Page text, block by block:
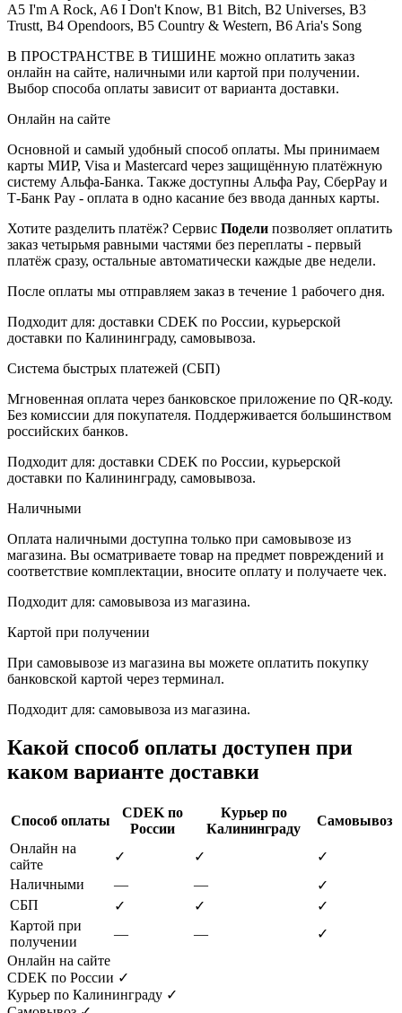
A5 I'm A Rock, A6 I Don't Know, B1 Bitch, B2 Universes, B3
Trustt, B4 Opendoors, B5 Country & Western, B6 Aria's Song
В ПРОСТРАНСТВЕ В ТИШИНЕ можно оплатить заказ
онлайн на сайте, наличными или картой при получении.
Выбор способа оплаты зависит от варианта доставки.
Онлайн на сайте
Основной и самый удобный способ оплаты. Мы принимаем
карты МИР, Visa и Mastercard через защищённую платёжную
систему Альфа-Банка. Также доступны Альфа Pay, СберPay и
Т-Банк Pay - оплата в одно касание без ввода данных карты.
Хотите разделить платёж? Сервис Подели позволяет оплатить
заказ четырьмя равными частями без переплаты - первый
платёж сразу, остальные автоматически каждые две недели.
После оплаты мы отправляем заказ в течение 1 рабочего дня.
Подходит для: доставки CDEK по России, курьерской
доставки по Калининграду, самовывоза.
Система быстрых платежей (СБП)
Мгновенная оплата через банковское приложение по QR-коду.
Без комиссии для покупателя. Поддерживается большинством
российских банков.
Подходит для: доставки CDEK по России, курьерской
доставки по Калининграду, самовывоза.
Наличными
Оплата наличными доступна только при самовывозе из
магазина. Вы осматриваете товар на предмет повреждений и
соответствие комплектации, вносите оплату и получаете чек.
Подходит для: самовывоза из магазина.
Картой при получении
При самовывозе из магазина вы можете оплатить покупку
банковской картой через терминал.
Подходит для: самовывоза из магазина.
Какой способ оплаты доступен при
каком варианте доставки
Способ оплаты
CDEK по
России
Курьер по
Калининграду
Самовывоз
Онлайн на
сайте
✓ ✓
✓
Наличными
— —
✓
СБП
✓ ✓
✓
Картой при
получении
— —
✓
Онлайн на сайте
CDEK по России ✓
Курьер по Калининграду ✓